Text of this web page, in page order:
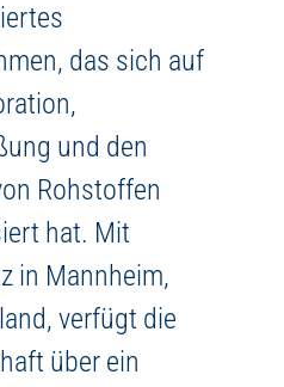
das sich auf
und den
Rohstoffen
hat. Mit
in Mannheim,
verfügt die
über ein